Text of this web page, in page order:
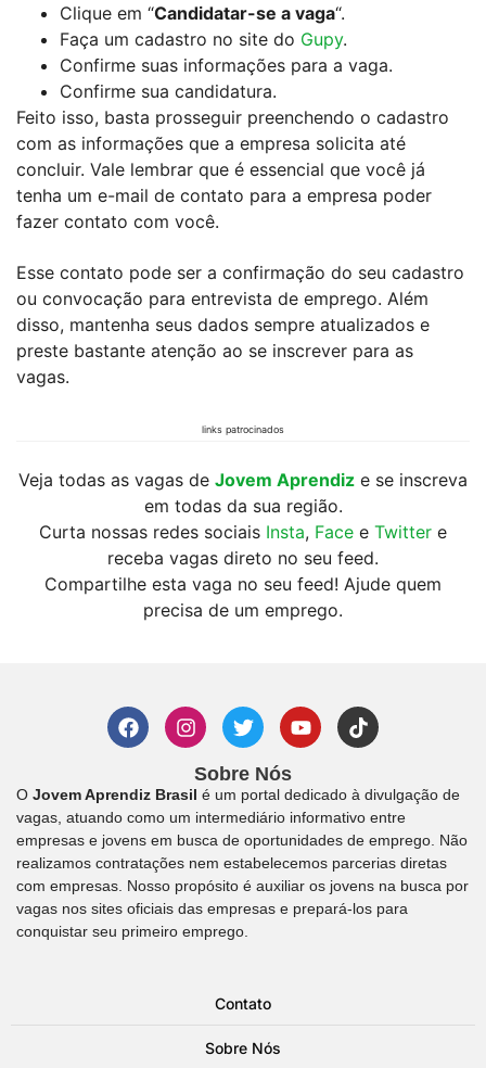
Clique em “Candidatar-se a vaga“.
Faça um cadastro no site do Gupy.
Confirme suas informações para a vaga.
Confirme sua candidatura.
Feito isso, basta prosseguir preenchendo o cadastro
com as informações que a empresa solicita até
concluir. Vale lembrar que é essencial que você já
tenha um e-mail de contato para a empresa poder
fazer contato com você.
Esse contato pode ser a confirmação do seu cadastro
ou convocação para entrevista de emprego. Além
disso, mantenha seus dados sempre atualizados e
preste bastante atenção ao se inscrever para as
vagas.
links patrocinados
Veja todas as vagas de Jovem Aprendiz e se inscreva
em todas da sua região.
Curta nossas redes sociais Insta, Face e Twitter e
receba vagas direto no seu feed.
Compartilhe esta vaga no seu feed! Ajude quem
precisa de um emprego.
Sobre Nós
O Jovem Aprendiz Brasil é um portal dedicado à divulgação de
vagas, atuando como um intermediário informativo entre
empresas e jovens em busca de oportunidades de emprego. Não
realizamos contratações nem estabelecemos parcerias diretas
com empresas. Nosso propósito é auxiliar os jovens na busca por
vagas nos sites oficiais das empresas e prepará-los para
conquistar seu primeiro emprego.
Contato
Sobre Nós